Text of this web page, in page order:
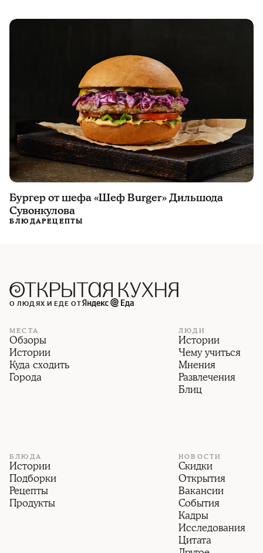
Бургер от шефа «Шеф Burger» Дильшода
Сувонкулова
БЛЮДАРЕЦЕПТЫ
О ЛЮДЯХ И ЕДЕ ОТ
МЕСТА
Обзоры
Истории
Куда сходить
Города
ЛЮДИ
Истории
Чему учиться
Мнения
Развлечения
Блиц
БЛЮДА
Истории
Подборки
Рецепты
Продукты
НОВОСТИ
Скидки
Открытия
Вакансии
События
Кадры
Исследования
Цитата